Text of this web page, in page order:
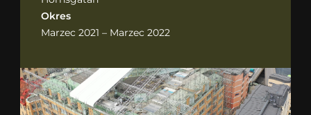
Okres
Marzec 2021 – Marzec 2022